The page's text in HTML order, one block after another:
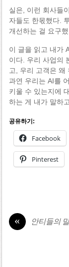
실은, 이런 회사들
자들도 한몫했다.
개선하는 걸 요구
이 글을 읽고 내가
이다. 우리 사업의
고, 우리 고객은 왜
과연 우리는 AI를
키울 수 있는지에
하는 게 내가 말하
공유하기:
Facebook
Pinterest
« 안티들의